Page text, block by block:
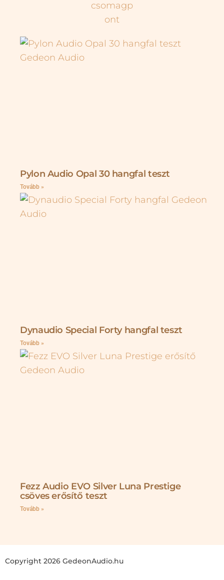
Pylon Audio Opal 30 hangfal teszt
Tovább »
Dynaudio Special Forty hangfal teszt
Tovább »
Fezz Audio EVO Silver Luna Prestige
csöves erősítő teszt
Tovább »
Copyright 2026 GedeonAudio.hu